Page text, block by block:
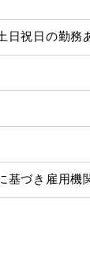
祝日の勤務
基づき雇用機